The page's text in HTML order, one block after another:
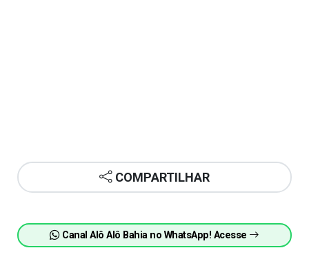
COMPARTILHAR
Canal Alô Alô Bahia no WhatsApp! Acesse